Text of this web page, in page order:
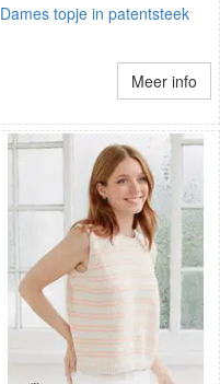
Dames topje in patentsteek
Meer info